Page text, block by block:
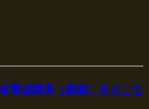
養成講座（函館）をおこな